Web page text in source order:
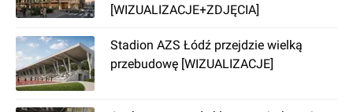
rewitalizację miasta, mocno inwestuje w
zagranicznych inwestorów kształtując
wizerunek miasta jako atrakcyjnej lokalizacji
dla inwestorów z branży nieruchomości. W
[WIZUALIZACJE+ZDJĘCIA]
Stadion AZS Łódź przejdzie wielką
przebudowę [WIZUALIZACJE]